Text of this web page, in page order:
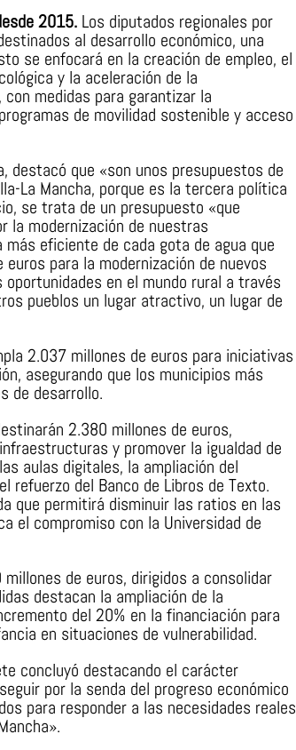
2015. Los diputados regionales por
al desarrollo económico, una
se enfocará en la creación de empleo, el
y la aceleración de la
medidas para garantizar la
de movilidad sostenible y acceso
destacó que «son unos presupuestos de
La Mancha, porque es la tercera política
se trata de un presupuesto «que
la modernización de nuestras
eficiente de cada gota de agua que
para la modernización de nuevos
en el mundo rural a través
pueblos un lugar atractivo, un lugar de
2.037 millones de euros para iniciativas
asegurando que los municipios más
de desarrollo.
2.380 millones de euros,
y promover la igualdad de
aulas digitales, la ampliación del
del Banco de Libros de Texto.
que permitirá disminuir las ratios en las
el compromiso con la Universidad de
de euros, dirigidos a consolidar
destacan la ampliación de la
del 20% en la financiación para
en situaciones de vulnerabilidad.
concluyó destacando el carácter
por la senda del progreso económico
para responder a las necesidades reales